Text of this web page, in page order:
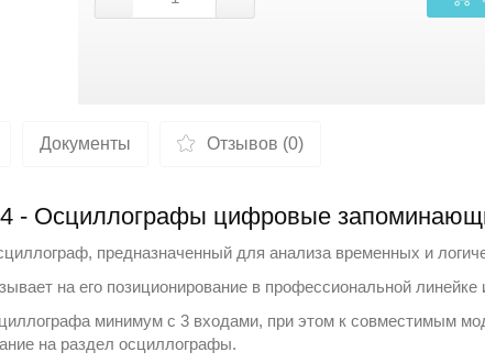
Документы Отзывов (0)
- Осциллографы цифровые
предназначенный для анализа временных и
на его позиционирование в профессиональной
минимум с 3 входами, при этом к совместимым
на разделосциллографы.